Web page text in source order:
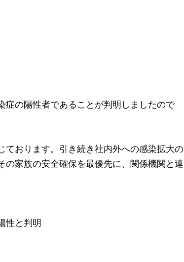
の陽性者であることが判明しましたので
おります。引き続き社内外への感染拡大の
家族の安全確保を最優先に、関係機関と連
性と判明